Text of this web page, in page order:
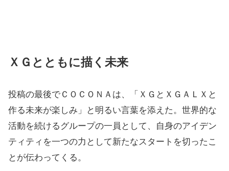
ＸＧとともに描く未来
投稿の最後でＣＯＣＯＮＡは、「ＸＧとＸＧＡＬＸと
作る未来が楽しみ」と明るい言葉を添えた。世界的な
活動を続けるグループの一員として、自身のアイデン
ティティを一つの力として新たなスタートを切ったこ
とが伝わってくる。